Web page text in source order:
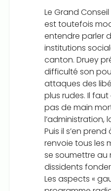
Le Grand
est toutefois
entendre parler
institutions
canton. Druey
difficulté son
attaques des
plus rudes. Il faut
pas de main
l’administration,
Puis il s’en
renvoie tous les
se soumettre au
dissidents
Les aspects «